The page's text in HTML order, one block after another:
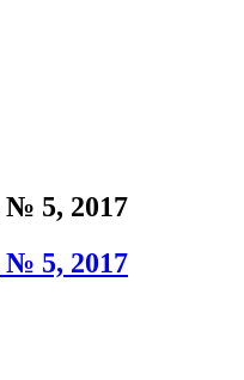
№ 5, 2017
№ 5, 2017